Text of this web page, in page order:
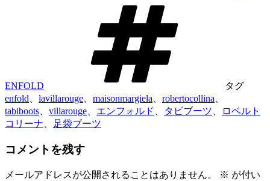
ENFOLD
タグ
enfold
lavillarouge maisonmargiela robertocollina
tabiboots
villarouge エンフォルド タビブーツ
ロベルト
コリーナ
足袋ブーツ
コメントを残す
メールアドレスが公開されることはありません。 ※ が付い